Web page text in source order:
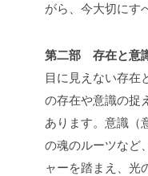
がら、今大切にす
第二部 存在と意
目に見えない存在
の存在や意識の捉
あります。意識（
の魂のルーツなど
ャーを踏まえ、光